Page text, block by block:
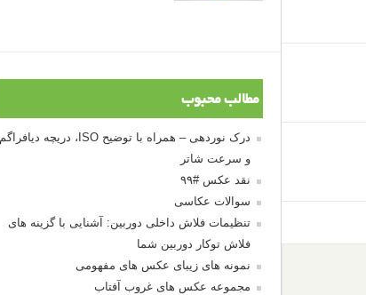
مطالب محبوب
درک نوردهی – همراه با توضیح ISO، دریچه دیافراگم
و سرعت شاتر
نقد عکس #۹۹
سوالات عکاسی
تنظیمات فلاش داخلی دوربین: آشنایی با گزینه های
فلاش توکار دوربین شما
نمونه های زیبای عکس های مفهومی
مجموعه عکس های غروب آفتاب